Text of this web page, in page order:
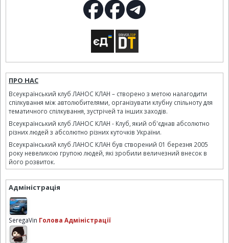
ПРО НАС
Всеукраїнський клуб ЛАНОС КЛАН – створено з метою налагодити
спілкування між автолюбителями, організувати клубну спільноту для
тематичного спілкування, зустрічей та інших заходів.
Всеукраїнський клуб ЛАНОС КЛАН - Клуб, який об'єднав абсолютно
різних людей з абсолютно різних куточків України.
Всеукраїнський клуб ЛАНОС КЛАН був створений 01 березня 2005
року невеликою групою людей, які зробили величезний внесок в
його розвиток.
Адміністрація
SeregaVin Голова Адміністрації